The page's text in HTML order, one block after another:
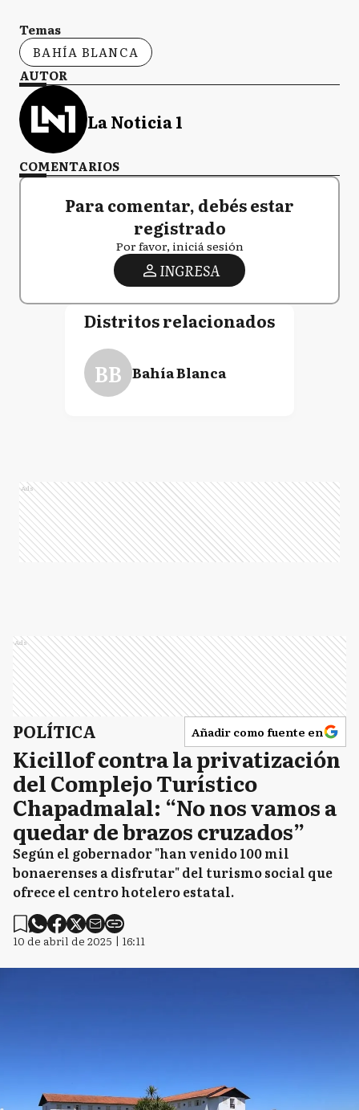
Temas
BAHÍA BLANCA
AUTOR
La Noticia 1
COMENTARIOS
Para comentar, debés estar
registrado
Por favor, iniciá sesión
INGRESA
Distritos relacionados
BB Bahía Blanca
Ads
Ads
POLÍTICA Añadir como fuente en
Kicillof contra la privatización
del Complejo Turístico
Chapadmalal: “No nos vamos a
quedar de brazos cruzados”
Según el gobernador "han venido 100 mil
bonaerenses a disfrutar" del turismo social que
ofrece el centro hotelero estatal.
10 de abril de 2025 | 16:11